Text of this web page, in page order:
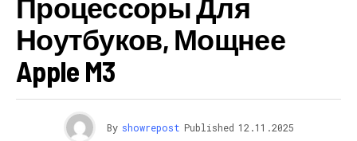
Ноутбуков, Мощнее
Apple M3
By showrepost Published 12.11.2025